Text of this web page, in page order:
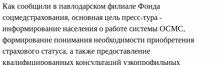
Как сообщили в павлодарском филиале Фонда
соцмедстрахования, основная цель пресс-тура -
информирование населения о работе системы ОСМС,
формирование понимания необходимости приобретения
страхового статуса, а также предоставление
квалифицированных консультаций узкопрофильных